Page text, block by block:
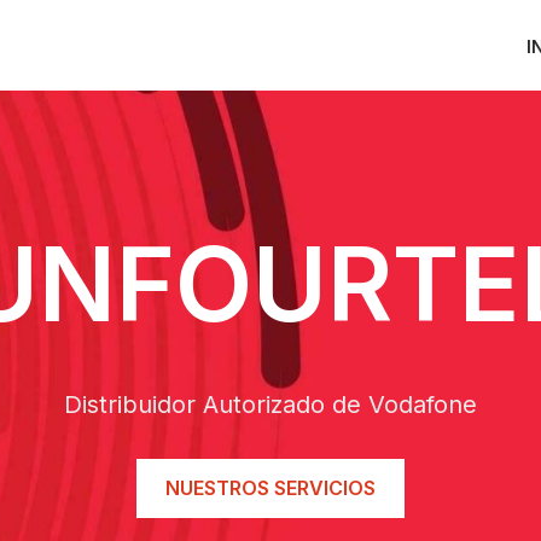
Distribuidor Autorizado de Vodafone
NUESTROS SERVICIOS